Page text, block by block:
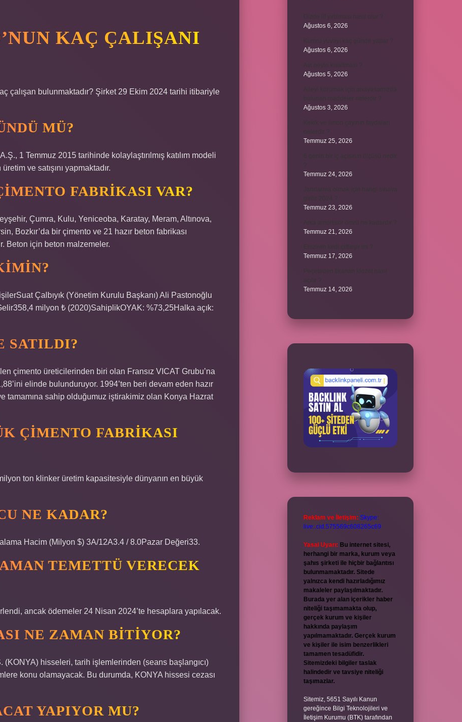
KAÇ ÇALIŞANI
çalışan bulunmaktadır? Şirket 29 Ekim 2024 tarihi itibariyle
MÜ?
1 Temmuz 2015 tarihinde kolaylaştırılmış katılım modeli
ve satışını yapmaktadır.
FABRIKASI VAR?
Çumra, Kulu, Yeniceoba, Karatay, Meram, Altınova,
Bozkır’da bir çimento ve 21 hazır beton fabrikası
Beton için beton malzemeler.
Çalbıyık (Yönetim Kurulu Başkanı) Ali Pastonoğlu
milyon ₺ (2020)SahiplikOYAK: %73,25Halka açık:
SATILDI?
çimento üreticilerinden biri olan Fransız VICAT Grubu’na
elinde bulunduruyor. 1994’ten beri devam eden hazır
tamamına sahip olduğumuz iştirakimiz olan Konya Hazrat
ÇIMENTO FABRIKASI
ton klinker üretim kapasitesiyle dünyanın en büyük
NE KADAR?
Hacim (Milyon $) 3A/12A3.4 / 8.0Pazar Değeri33.
TEMETTÜ VERECEK
ancak ödemeler 24 Nisan 2024’te hesaplara yapılacak.
NE ZAMAN BITIYOR?
hisseleri, tarih işlemlerinden (seans başlangıcı)
konu olamayacak. Bu durumda, KONYA hissesi cezası
YAPIYOR MU?
Dizde lif yırtılması nasıl olur ?
Ağustos 6, 2026
Kumru yuvayı kaç günde yapar ?
Ağustos 6, 2026
Ağustos 5, 2026
bulunan maddeler nelerdir ?
Ağustos 3, 2026
Temmuz 25, 2026
Temmuz 24, 2026
Temmuz 23, 2026
Temmuz 21, 2026
Temmuz 17, 2026
Temmuz 14, 2026
Reklam ve İletişim: Skype:
live:.cid.575569c608265c69
Yasal Uyarı: Bu internet sitesi,
herhangi bir marka, kurum veya
şahıs şirketi ile hiçbir bağlantısı
bulunmamaktadır. Sitede
yalnızca kendi hazırladığımız
makaleler paylaşılmaktadır.
Burada yer alan içerikler haber
niteliği taşımamakta olup,
gerçek kurum ve kişiler
hakkında paylaşım
yapılmamaktadır. Gerçek kurum
ve kişiler ile isim benzerlikleri
tamamen tesadüfidir.
Sitemizdeki bilgiler taslak
halindedir ve tavsiye niteliği
taşımazlar.
Sitemiz, 5651 Sayılı Kanun
gereğince Bilgi Teknolojileri ve
İletişim Kurumu (BTK) tarafından